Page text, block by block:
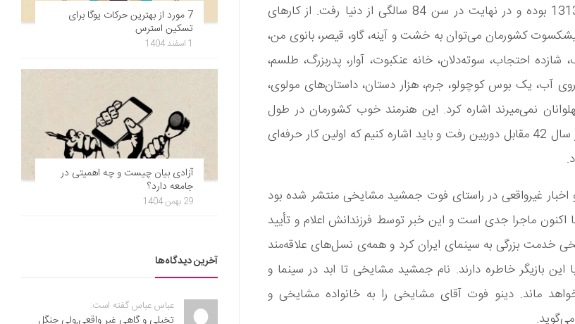
مشایخی متولد سال 1313 بوده و در نهایت در سن 84 سالگی از دنیا رفت. از کارهای
کشورمان می‌توان به خشت و آینه، گاو، قیصر، بانوی من،
شازده احتجاب، سوته‌دلان، خانه عنکبوت، آوار، پدربزرگ، طلسم،
روی آب، یک بوس کوچولو، جرم، هزار دستان، داستان‌های مولوی،
نمی‌میرند اشاره کرد. این هنرمند خوب کشورمان در طول
زندگی خود اولین بار در سال 42 مقابل دوربین رفت و باید اشاره کنیم که اولین کار حرفه‌ای
اخبار غیرواقعی در راستای فوت جمشید مشایخی منتشر شده بود
اکنون ماجرا جدی است و این خبر توسط فرزندانش اعلام و تأیید
خدمت بزرگی به سینمای ایران کرد و همه‌ی نسل‌های علاقه‌مند
این بازیگر خاطره دارند. نام جمشید مشایخی تا ابد در سینما و
خواهد ماند. دینو فوت آقای مشایخی را به خانواده مشایخی و
7 مورد از بهترین حرکات یوگا برای
تسکین استرس
1 اسفند 1404
آزادی بیان چیست و چه اهمیتی در
جامعه دارد؟
29 بهمن 1404
آخرین دیدگاه‌ها
عباس عباس گفته است:
تخیلی و گاهی غیر واقعی,ولی جنگل